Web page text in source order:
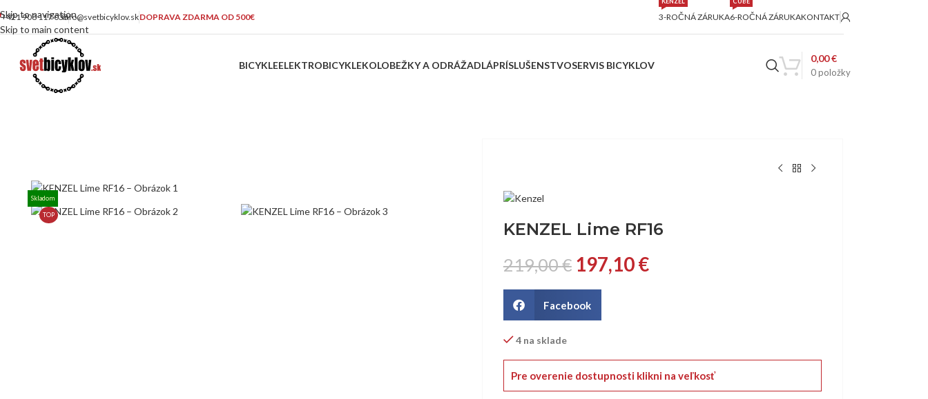
Skip to navigation
Skip to main content
+421 908 117 033info@svetbicyklov.skDOPRAVA ZDARMA OD 500€ 3-ROČNÁ ZÁRUKA6-ROČNÁ ZÁRUKAKONTAKT
BICYKLEELEKTROBICYKLEKOLOBEŽKY A ODRÁŽADLÁPRÍSLUŠENSTVOSERVIS BICYKLOV
0položky
0,00€
Skladom
TOP
KENZEL Lime RF16
219,00€ 197,10€
Facebook
4 na sklade
Pre overenie dostupnosti klikni na veľkosť